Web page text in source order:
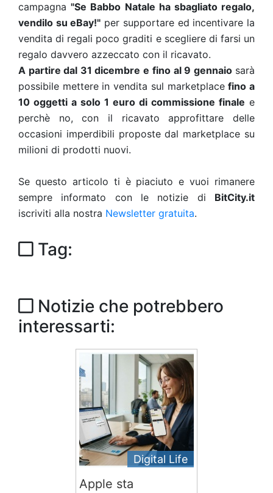
campagna"Se Babbo Natale ha sbagliato regalo,
vendilo su eBay!" per supportare ed incentivare la
vendita di regali poco graditi e scegliere di farsi un
regalo davvero azzeccato con il ricavato.
A partire dal 31 dicembre e fino al 9 gennaiosarà
possibile mettere in vendita sul marketplacefino a
10 oggetti a solo 1 euro di commissione finale e
perchè no, con il ricavato approfittare delle
occasioni imperdibili proposte dal marketplace su
milioni di prodotti nuovi.
Se questo articolo ti è piaciuto e vuoi rimanere
sempre informato con le notizie di BitCity.it
iscriviti alla nostra Newsletter gratuita.
Tag:
Notizie che potrebbero
interessarti:
Digital Life
Apple sta